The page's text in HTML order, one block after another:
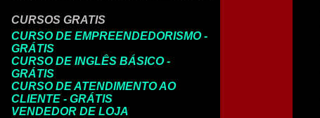
CURSOS GRATIS
CURSO DE EMPREENDEDORISMO -
GRÁTIS
CURSO DE INGLÊS BÁSICO -
GRÁTIS
CURSO DE ATENDIMENTO AO
CLIENTE - GRÁTIS
VENDEDOR DE LOJA